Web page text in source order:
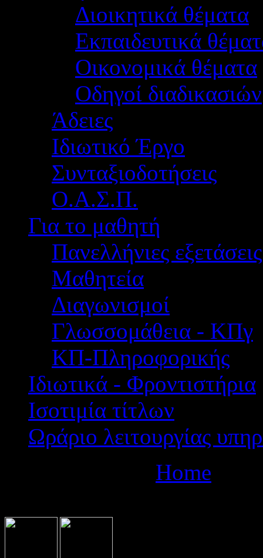
Διοικητικά θέματα
Εκπαιδευτικά
Οικονομικά θέματα
Οδηγοί διαδικασιών
Άδειες
Ιδιωτικό Έργο
Συνταξιοδοτήσεις
Ο.Α.Σ.Π.
Για το μαθητή
Πανελλήνιες εξετάσεις
Μαθητεία
Διαγωνισμοί
Γλωσσομάθεια - ΚΠγ
ΚΠ-Πληροφορικής
Ιδιωτικά - Φροντιστήρια
Ισοτιμία τίτλων
Ωράριο λειτουργίας
Home